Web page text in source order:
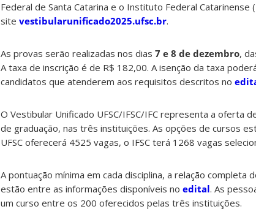
Federal de Santa Catarina e o Instituto Federal Catarinense
site vestibularunificado2025.ufsc.br.
As provas serão realizadas nos dias 7 e 8 de dezembro,
A taxa de inscrição é de R$ 182,00. A isenção da taxa
candidatos que atenderem aos requisitos descritos no
O Vestibular Unificado UFSC/IFSC/IFC representa a oferta
de graduação, nas três instituições. As opções de cursos
UFSC oferecerá 4525 vagas, o IFSC terá 1268 vagas
A pontuação mínima em cada disciplina, a relação
estão entre as informações disponíveis no edital. As
um curso entre os 200 oferecidos pelas três instituições.